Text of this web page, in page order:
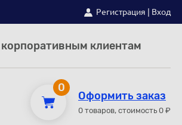
Регистрация Вход
клиентам
0
Оформить заказ
0 товаров, стоимость 0 ₽